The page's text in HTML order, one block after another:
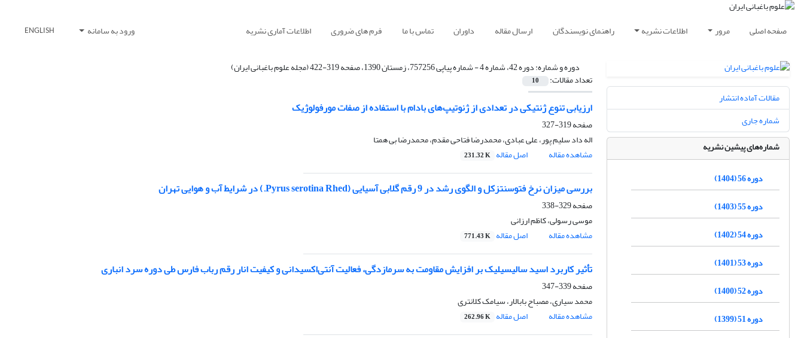
صفحه اصلی مرور اطلاعات نشریه راهنمای نویسندگان ارسال مقاله داوران تماس با ما فرم های ضروری اطلاعات آماری نشریه ورود به سامانه ENGLISH
دوره و شماره:دوره 42، شماره 4 - شماره پیاپی 757256، زمستان 1390، صفحه 319-422 (مجله علوم باغبانی ایران)
تعداد مقالات: 10
ارزیابی تنوع ژنتیکی در تعدادی از ژنوتیپ‌های بادام با استفاده از صفات مورفولوژیک
صفحه319-327
اله داد سلیم پور، علی عبادی، محمدرضا فتاحی مقدم، محمدرضا بی همتا
مشاهده مقاله
اصل مقاله 231.32 K
بررسی میزان نرخ فتوسنتزکل و الگوی رشد در 9 رقم گلابی آسیایی (Pyrus serotina Rhed.) در شرایط آب و هوایی تهران
صفحه329-338
موسی رسولی، کاظم ارزانی
مشاهده مقاله
اصل مقاله 771.43 K
تأثیر کاربرد اسید سالیسیلیک بر افزایش مقاومت به سرمازدگی، فعالیت آنتی‌اکسیدانی و کیفیت انار رقم رباب فارس طی دوره سرد انباری
صفحه339-347
محمد سیاری، مصباح بابالار، سیامک کلانتری
مشاهده مقاله
اصل مقاله 262.96 K
مقالات آماده انتشار
شماره جاری
شماره‌های پیشین نشریه
دوره 56 (1404)
دوره 55 (1403)
دوره 54 (1402)
دوره 53 (1401)
دوره 52 (1400)
دوره 51 (1399)